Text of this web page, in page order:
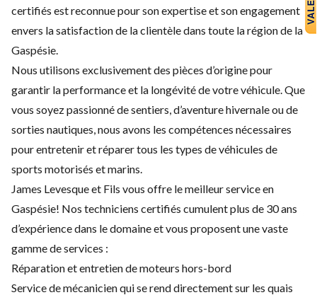
certifiés est reconnue pour son expertise et son engagement
envers la satisfaction de la clientèle dans toute la région de la
Gaspésie.
Nous utilisons exclusivement des pièces d’origine pour
garantir la performance et la longévité de votre véhicule. Que
vous soyez passionné de sentiers, d’aventure hivernale ou de
sorties nautiques, nous avons les compétences nécessaires
pour entretenir et réparer tous les types de véhicules de
sports motorisés et marins.
James Levesque et Fils vous offre le meilleur service en
Gaspésie! Nos techniciens certifiés cumulent plus de 30 ans
d’expérience dans le domaine et vous proposent une vaste
gamme de services :
Réparation et entretien de moteurs hors-bord
Service de mécanicien qui se rend directement sur les quais